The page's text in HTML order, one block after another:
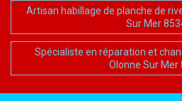
Artisan habillage de planche de
Sur Mer
Spécialiste en réparation et
Olonne Sur Mer